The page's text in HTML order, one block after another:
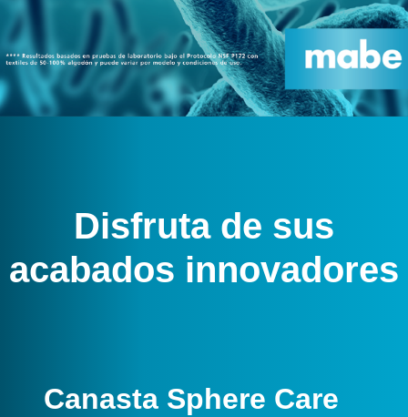
Disfruta de sus
acabados innovadores
Canasta Sphere Care